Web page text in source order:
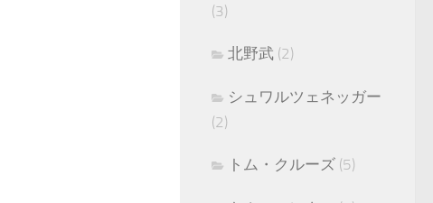
(3)
北野武 (2)
シュワルツェネッガー
(2)
トム・クルーズ (5)